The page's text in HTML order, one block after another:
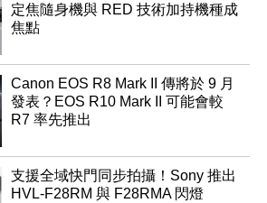
定焦隨身機與 RED 技術加持機種成
焦點
Canon EOS R8 Mark II 傳將於 9 月
發表？EOS R10 Mark II 可能會較
R7 率先推出
支援全域快門同步拍攝！Sony 推出
HVL-F28RM 與 F28RMA 閃燈